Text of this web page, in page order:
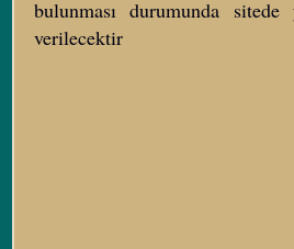
bulunması durumunda sitede
verilecektir